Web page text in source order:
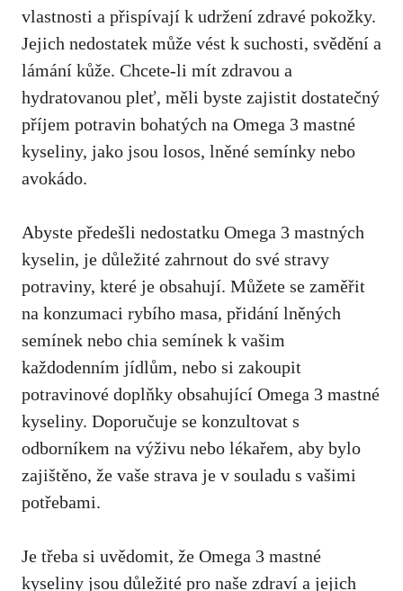
vlastnosti a přispívají k udržení zdravé pokožky.
Jejich nedostatek může vést k suchosti, svědění a
lámání kůže. Chcete-li mít zdravou a
hydratovanou pleť, měli byste zajistit dostatečný
příjem potravin bohatých na Omega 3 mastné
kyseliny, jako jsou losos, lněné semínky nebo
avokádo.
Abyste předešli nedostatku Omega 3 mastných
kyselin, je důležité zahrnout do své stravy
potraviny, které je obsahují. Můžete se zaměřit
na konzumaci rybího masa, přidání lněných
semínek nebo chia semínek k vašim
každodenním jídlům, nebo si zakoupit
potravinové doplňky obsahující Omega 3 mastné
kyseliny. Doporučuje se konzultovat s
odborníkem na výživu nebo lékařem, aby bylo
zajištěno, že vaše strava je v souladu s vašimi
potřebami.
Je třeba si uvědomit, že Omega 3 mastné
kyseliny jsou důležité pro naše zdraví a jejich